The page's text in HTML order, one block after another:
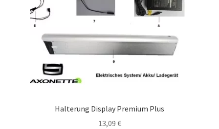
Halterung Display Premium Plus
13,09 €